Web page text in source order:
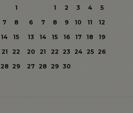
1
7
8
14
15
21
22
28 29
1 2 3 4
5
6
7 8 9 10 11
12
13
14 15 16 17 18
19
20
21 22 23 24 25
26
27 28 29 30